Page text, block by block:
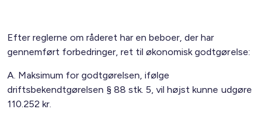
Efter reglerne om råderet har en beboer, der har
gennemført forbedringer, ret til økonomisk godtgørelse:
A. Maksimum for godtgørelsen, ifølge
driftsbekendtgørelsen § 88 stk. 5, vil højst kunne udgøre
110.252 kr.